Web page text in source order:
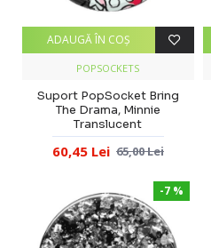
POPSOCKETS
Suport PopSocket Bring
The Drama, Minnie
Translucent
60,45 Lei 65,00 Lei
ADAUGĂ ÎN COŞ
-7 %